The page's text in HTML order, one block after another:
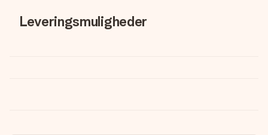
Leveringsmuligheder